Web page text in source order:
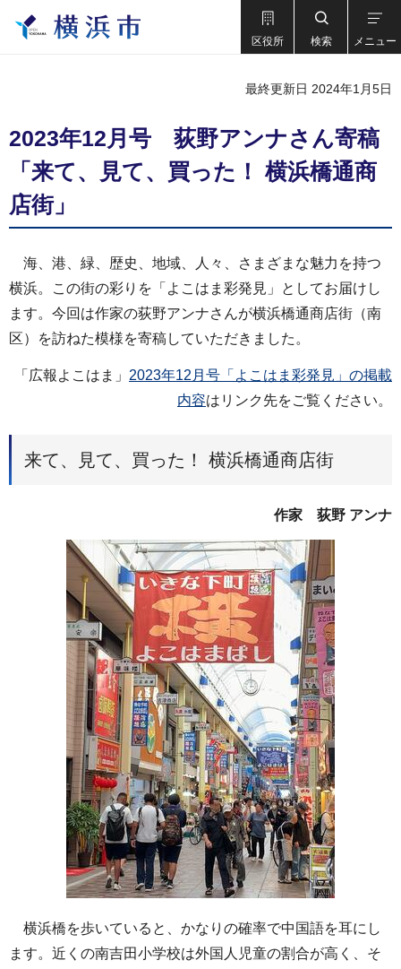
区役所 検索 メニュー
最終更新日 2024年1月5日
2023年12月号 荻野アンナさん寄稿
「来て、見て、買った！ 横浜橋通商
店街」
海、港、緑、歴史、地域、人々、さまざまな魅力を持つ
横浜。この街の彩りを「よこはま彩発見」としてお届けし
ます。今回は作家の荻野アンナさんが横浜橋通商店街（南
区）を訪ねた模様を寄稿していただきました。
「広報よこはま」 2023年12月号「よこはま彩発見」の掲載
内容はリンク先をご覧ください。
来て、見て、買った！ 横浜橋通商店街
作家 荻野 アンナ
横浜橋を歩いていると、かなりの確率で中国語を耳にし
ます。近くの南吉田小学校は外国人児童の割合が高く、そ